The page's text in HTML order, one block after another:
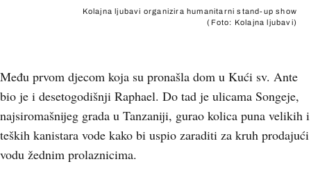
Kolajna ljubavi organizira humanitarni stand-up show
(Foto: Kolajna ljubavi)
Među prvom djecom koja su pronašla dom u Kući sv. Ante
bio je i desetogodišnji Raphael. Do tad je ulicama Songeje,
najsiromašnijeg grada u Tanzaniji, gurao kolica puna velikih i
teških kanistara vode kako bi uspio zaraditi za kruh prodajući
vodu žednim prolaznicima.